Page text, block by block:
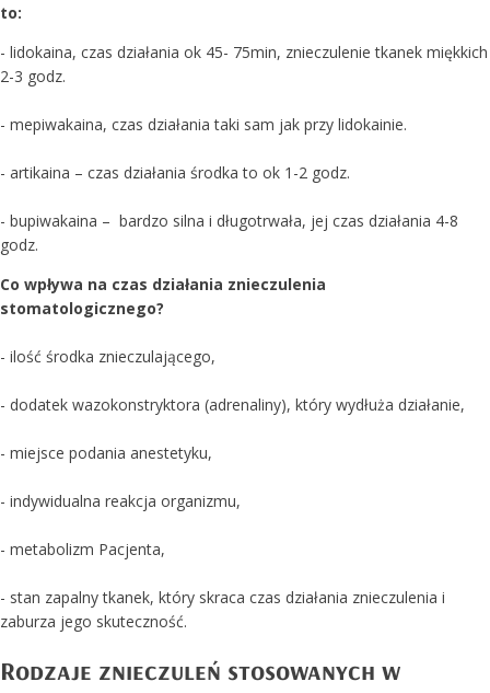
to:
- lidokaina, czas działania ok 45- 75min, znieczulenie tkanek miękkich
2-3 godz.
- mepiwakaina, czas działania taki sam jak przy lidokainie.
- artikaina – czas działania środka to ok 1-2 godz.
- bupiwakaina – bardzo silna i długotrwała, jej czas działania 4-8
godz.
Co wpływa na czas działania znieczulenia
stomatologicznego?
- ilość środka znieczulającego,
- dodatek wazokonstryktora (adrenaliny), który wydłuża działanie,
- miejsce podania anestetyku,
- indywidualna reakcja organizmu,
- metabolizm Pacjenta,
- stan zapalny tkanek, który skraca czas działania znieczulenia i
zaburza jego skuteczność.
Rodzaje znieczuleń stosowanych w